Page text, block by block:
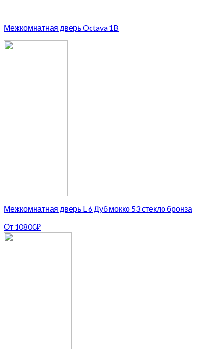
Межкомнатная дверь Octava 1B
Межкомнатная дверь L 6 Дуб мокко 53 стекло бронза
От 10800₽